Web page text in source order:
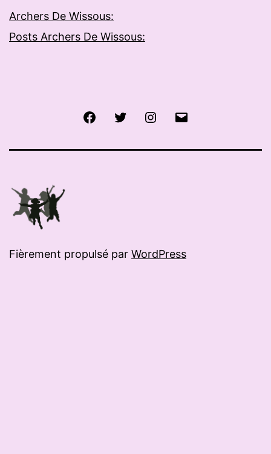
Archers De Wissous:
Posts Archers De Wissous:
FacebookTwitter Instagram
Fièrement propulsé par WordPress